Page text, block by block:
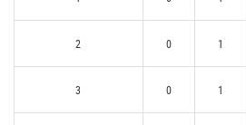
2 0 1
3 0 1